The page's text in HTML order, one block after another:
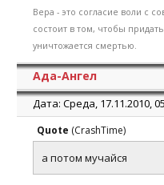
Вера - это согласие воли с
состоит в том, чтобы
уничтожается смертью.
Ада-Ангел
Дата: Среда, 17.11.2010,
Quote (CrashTime)
а потом мучайся